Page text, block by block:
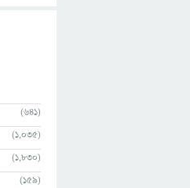
(641)
(1,035)
(1,830)
(159)